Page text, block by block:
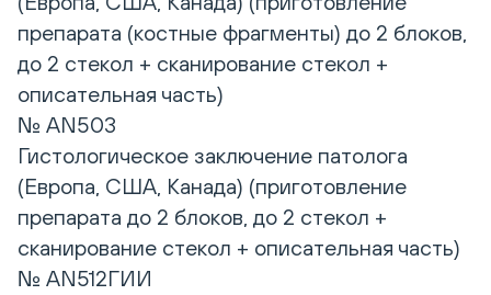
препарата (костные фрагменты) до 2 блоков,
до 2 стекол + сканирование стекол +
описательная часть)
№ AN503
Гистологическое заключение патолога
(Европа, США, Канада) (приготовление
препарата до 2 блоков, до 2 стекол +
сканирование стекол + описательная часть)
№ AN512ГИИ